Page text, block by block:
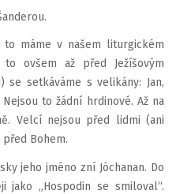
to máme v našem liturgickém
ovšem až před Ježíšovým
setkáváme s velikány: Jan,
to žádní hrdinové. Až na
Velcí nejsou před lidmi (ani
Bohem.
jeho jméno zní Jóchanan. Do
jako „Hospodin se smiloval“.